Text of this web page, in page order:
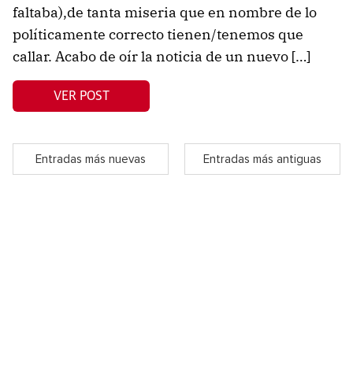
faltaba),de tanta miseria que en nombre de lo
políticamente correcto tienen/tenemos que
callar. Acabo de oír la noticia de un nuevo […]
VER POST
Entradas más nuevas Entradas más antiguas